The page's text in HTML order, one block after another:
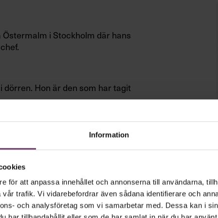
Information
för att anpassa innehållet och annonserna till användarna,
trafik. Vi vidarebefordrar även sådana identifierare och
och analysföretag som vi samarbetar med. Dessa kan i
i Stockholm där hans
dörren. Hon är den som har tagit
halvtimme för halvtimme, till
i mediebranschen med en
tillvaron inte lika grandios. Han